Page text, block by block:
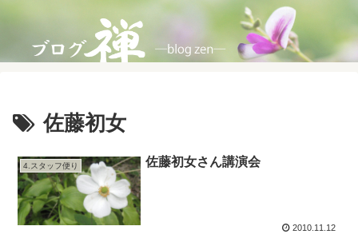
佐藤初女
4.スタッフ便り 佐藤初女さん講演会
2010.11.12